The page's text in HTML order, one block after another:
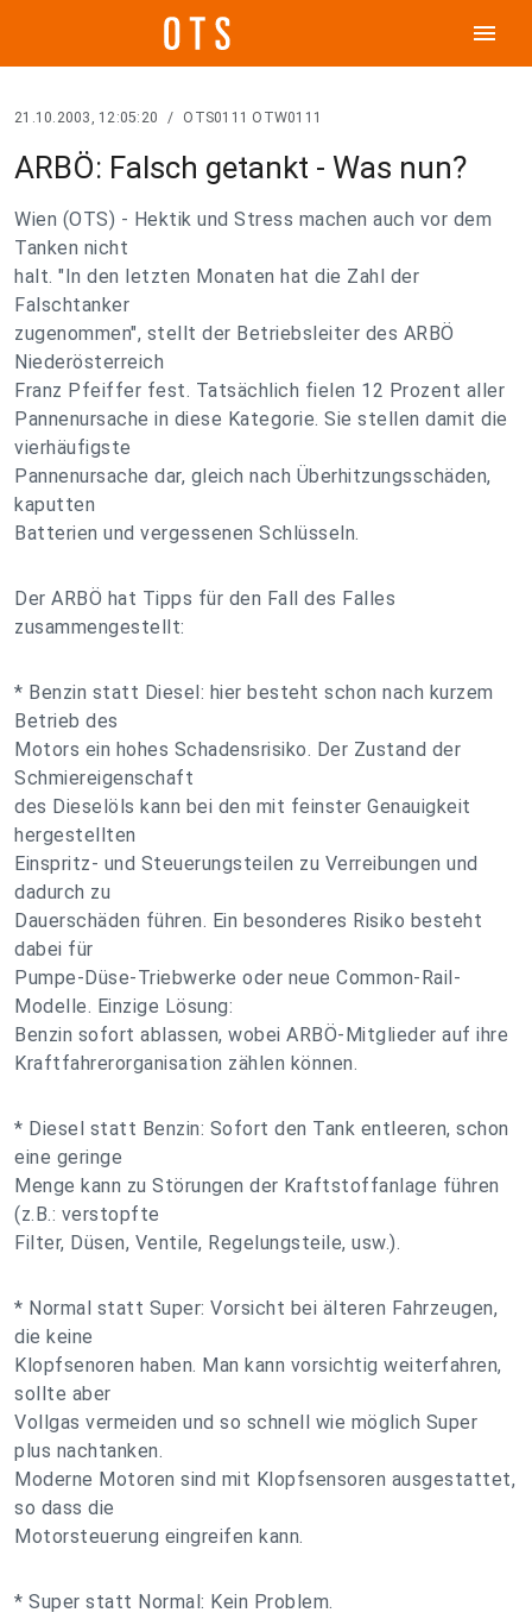
menu
21.10.2003, 12:05:20 / OTS0111 OTW0111
ARBÖ: Falsch getankt - Was nun?
Wien (OTS) - Hektik und Stress machen auch vor dem
Tanken nicht
halt. "In den letzten Monaten hat die Zahl der
Falschtanker
zugenommen", stellt der Betriebsleiter des ARBÖ
Niederösterreich
Franz Pfeiffer fest. Tatsächlich fielen 12 Prozent aller
Pannenursache in diese Kategorie. Sie stellen damit die
vierhäufigste
Pannenursache dar, gleich nach Überhitzungsschäden,
kaputten
Batterien und vergessenen Schlüsseln.
Der ARBÖ hat Tipps für den Fall des Falles
zusammengestellt:
* Benzin statt Diesel: hier besteht schon nach kurzem
Betrieb des
Motors ein hohes Schadensrisiko. Der Zustand der
Schmiereigenschaft
des Dieselöls kann bei den mit feinster Genauigkeit
hergestellten
Einspritz- und Steuerungsteilen zu Verreibungen und
dadurch zu
Dauerschäden führen. Ein besonderes Risiko besteht
dabei für
Pumpe-Düse-Triebwerke oder neue Common-Rail-
Modelle. Einzige Lösung:
Benzin sofort ablassen, wobei ARBÖ-Mitglieder auf ihre
Kraftfahrerorganisation zählen können.
* Diesel statt Benzin: Sofort den Tank entleeren, schon
eine geringe
Menge kann zu Störungen der Kraftstoffanlage führen
(z.B.: verstopfte
Filter, Düsen, Ventile, Regelungsteile, usw.).
* Normal statt Super: Vorsicht bei älteren Fahrzeugen,
die keine
Klopfsenoren haben. Man kann vorsichtig weiterfahren,
sollte aber
Vollgas vermeiden und so schnell wie möglich Super
plus nachtanken.
Moderne Motoren sind mit Klopfsensoren ausgestattet,
so dass die
Motorsteuerung eingreifen kann.
* Super statt Normal: Kein Problem.